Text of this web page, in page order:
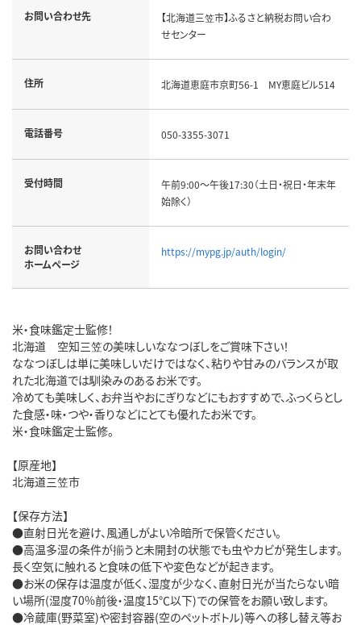
お問い合わせ先
【北海道三笠市】ふるさと納税お問い合わ
せセンター
住所 北海道恵庭市京町56-1 MY恵庭ビル514
電話番号 050-3355-3071
受付時間
午前9:00～午後17:30（土日・祝日・年末年
始除く）
お問い合わせ
ホームページ
https://mypg.jp/auth/login/
米・食味鑑定士監修！
北海道 空知三笠の美味しいななつぼしをご賞味下さい！
ななつぼしは単に美味しいだけではなく、粘りや甘みのバランスが取
れた北海道では馴染みのあるお米です。
冷めても美味しく、お弁当やおにぎりなどにもおすすめで、ふっくらとし
た食感・味・つや・香りなどにとても優れたお米です。
米・食味鑑定士監修。
【原産地】
北海道三笠市
【保存方法】
●直射日光を避け、風通しがよい冷暗所で保管ください。
●高温多湿の条件が揃うと未開封の状態でも虫やカビが発生します。
長く空気に触れると食味の低下や変色などが起きます。
●お米の保存は温度が低く、湿度が少なく、直射日光が当たらない暗
い場所(湿度70%前後・温度15℃以下)での保管をお願い致します。
●冷蔵庫(野菜室)や密封容器(空のペットボトル)等への移し替え等お